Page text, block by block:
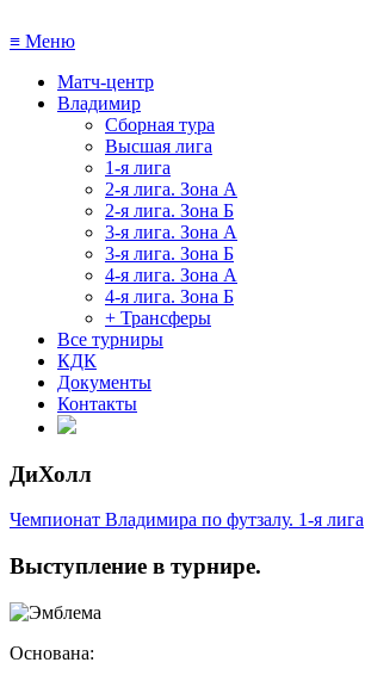
≡ Меню
Матч-центр
Владимир
Сборная тура
Высшая лига
1-я лига
2-я лига. Зона А
2-я лига. Зона Б
3-я лига. Зона А
3-я лига. Зона Б
4-я лига. Зона А
4-я лига. Зона Б
+ Трансферы
Все турниры
КДК
Документы
Контакты
ДиХолл
Чемпионат Владимира по футзалу. 1-я лига
Выступление в турнире.
Основана: